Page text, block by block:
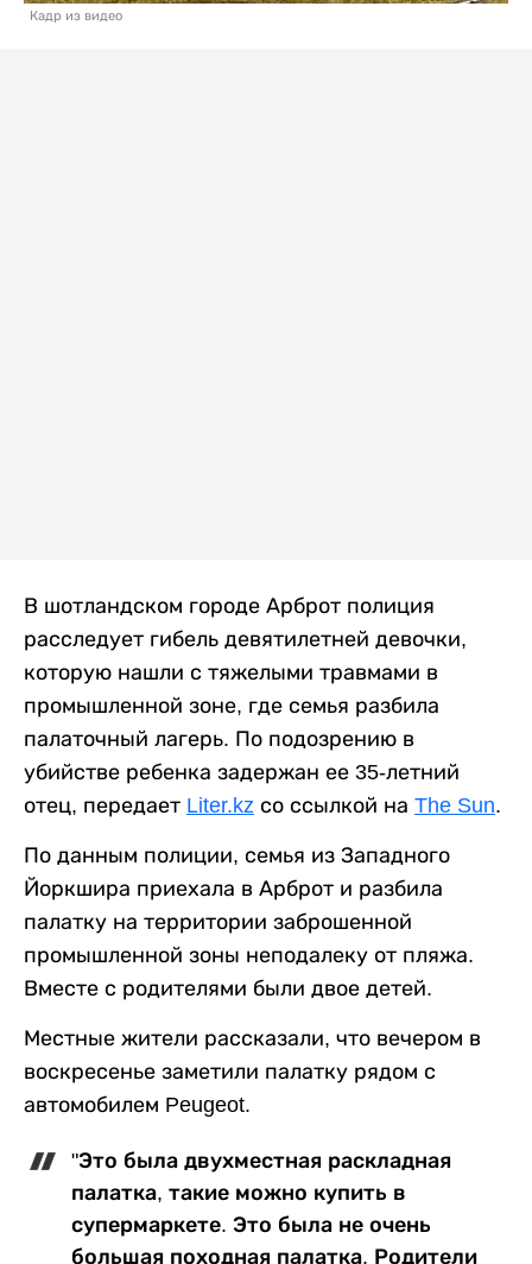
Кадр из видео
В шотландском городе Арброт полиция
расследует гибель девятилетней девочки,
которую нашли с тяжелыми травмами в
промышленной зоне, где семья разбила
палаточный лагерь. По подозрению в
убийстве ребенка задержан ее 35-летний
отец, передает Liter.kz со ссылкой на The Sun.
По данным полиции, семья из Западного
Йоркшира приехала в Арброт и разбила
палатку на территории заброшенной
промышленной зоны неподалеку от пляжа.
Вместе с родителями были двое детей.
Местные жители рассказали, что вечером в
воскресенье заметили палатку рядом с
автомобилем Peugeot.
"Это была двухместная раскладная
палатка, такие можно купить в
супермаркете. Это была не очень
большая походная палатка. Родители